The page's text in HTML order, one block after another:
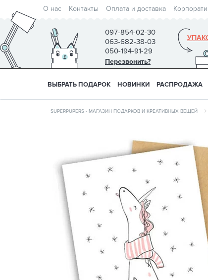
О нас Контакты Оплата и доставка
097-854-02-30
063-682-38-03
050-194-91-29
Перезвонить?
ВЫБРАТЬ ПОДАРОК НОВИНКИ РАСПРОДАЖА
SUPERPUPERS - МАГАЗИН ПОДАРКОВ И КРЕАТИВНЫХ ВЕЩЕЙ